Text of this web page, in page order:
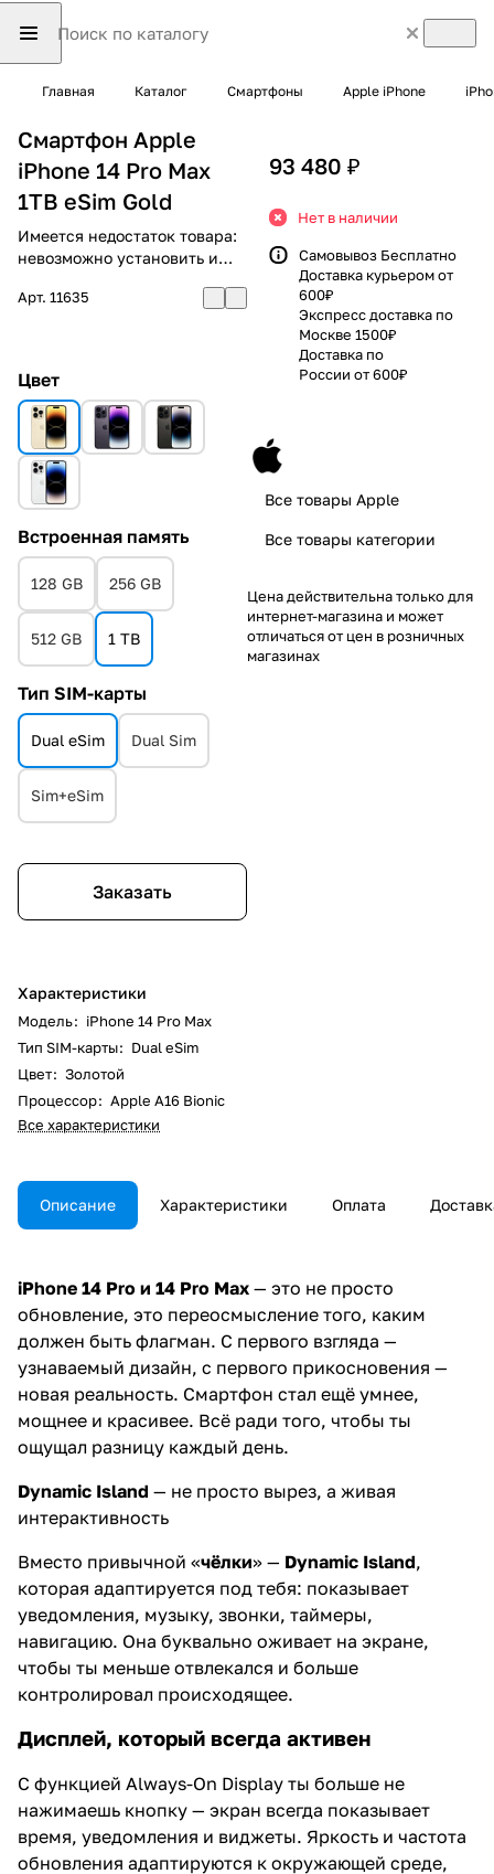
Главная Каталог Смартфоны Apple iPhone
Смартфон Apple
iPhone 14 Pro Max
1TB eSim Gold
Имеется недостаток товара:
невозможно установить и
Арт. 11635
Цвет
Встроенная память
128 GB 256 GB
512 GB 1 TB
Тип SIM-карты
Dual eSim Dual Sim
Sim+eSim
Заказать
Характеристики
Модель: iPhone 14 Pro Max
Тип SIM-карты: Dual eSim
Цвет: Золотой
Процессор: Apple A16 Bionic
Все характеристики
93 480 ₽
Нет в наличии
Самовывоз Бесплатно
Доставка курьером от
600₽
Экспресс доставка по
Москве 1500₽
Доставка по
России от 600₽
Все товары Apple
Все товары категории
Цена действительна только для
интернет-магазина и может
отличаться от цен в розничных
магазинах
Описание Характеристики Оплата
iPhone 14 Pro и 14 Pro Max — это не просто
обновление, это переосмысление того, каким
должен быть флагман. С первого взгляда —
узнаваемый дизайн, с первого прикосновения —
новая реальность. Смартфон стал ещё умнее,
мощнее и красивее. Всё ради того, чтобы ты
ощущал разницу каждый день.
Dynamic Island — не просто вырез, а живая
интерактивность
Вместо привычной «чёлки» — Dynamic Island,
которая адаптируется под тебя: показывает
уведомления, музыку, звонки, таймеры,
навигацию. Она буквально оживает на экране,
чтобы ты меньше отвлекался и больше
контролировал происходящее.
Дисплей, который всегда активен
С функцией Always-On Display ты больше не
нажимаешь кнопку — экран всегда показывает
время, уведомления и виджеты. Яркость и частота
обновления адаптируются к окружающей среде,